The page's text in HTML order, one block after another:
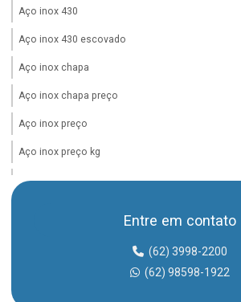
Aço inox 430
Aço inox 430 escovado
Aço inox chapa
Aço inox chapa preço
Aço inox preço
Aço inox preço kg
Aco inox preço kilo
Entre em contato
(62) 3998-2200
(62) 98598-1922